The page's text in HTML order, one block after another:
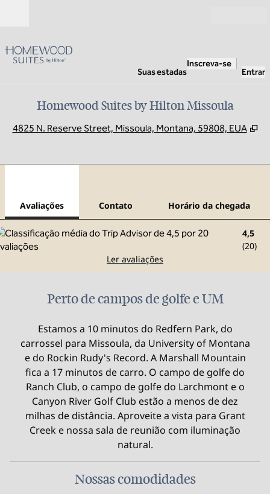
Suas estadas
Inscreva-se
Entrar
Homewood Suites by Hilton Missoula
4825 N. Reserve Street, Missoula, Montana, 59808, EUA ,
Avaliações Contato Horário da chegada
4,5
(20)
Ler avaliações
Perto de campos de golfe e UM
Estamos a 10 minutos do Redfern Park, do
carrossel para Missoula, da University of Montana
e do Rockin Rudy's Record. A Marshall Mountain
fica a 17 minutos de carro. O campo de golfe do
Ranch Club, o campo de golfe do Larchmont e o
Canyon River Golf Club estão a menos de dez
milhas de distância. Aproveite a vista para Grant
Creek e nossa sala de reunião com iluminação
natural.
Nossas comodidades